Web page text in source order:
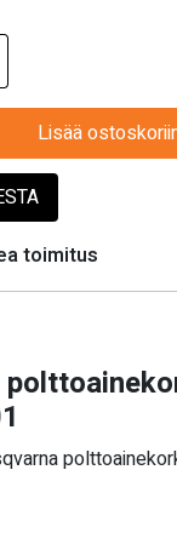
Lisää
toimitus